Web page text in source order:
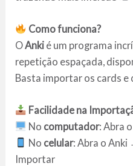
Como funciona?
OAnki é um programa
repetição espaçada,
Basta importar os cards e
Facilidade na
No computador: Abra
No celular: Abra o
Importar